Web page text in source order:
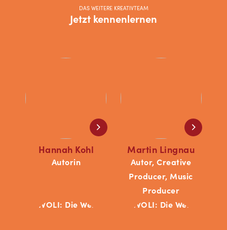
DAS WEITERE KREATIVTEAM
Jetzt kennenlernen
Hannah Kohl
Autorin
Martin Lingnau
Autor, Creative
Producer, Music
Producer